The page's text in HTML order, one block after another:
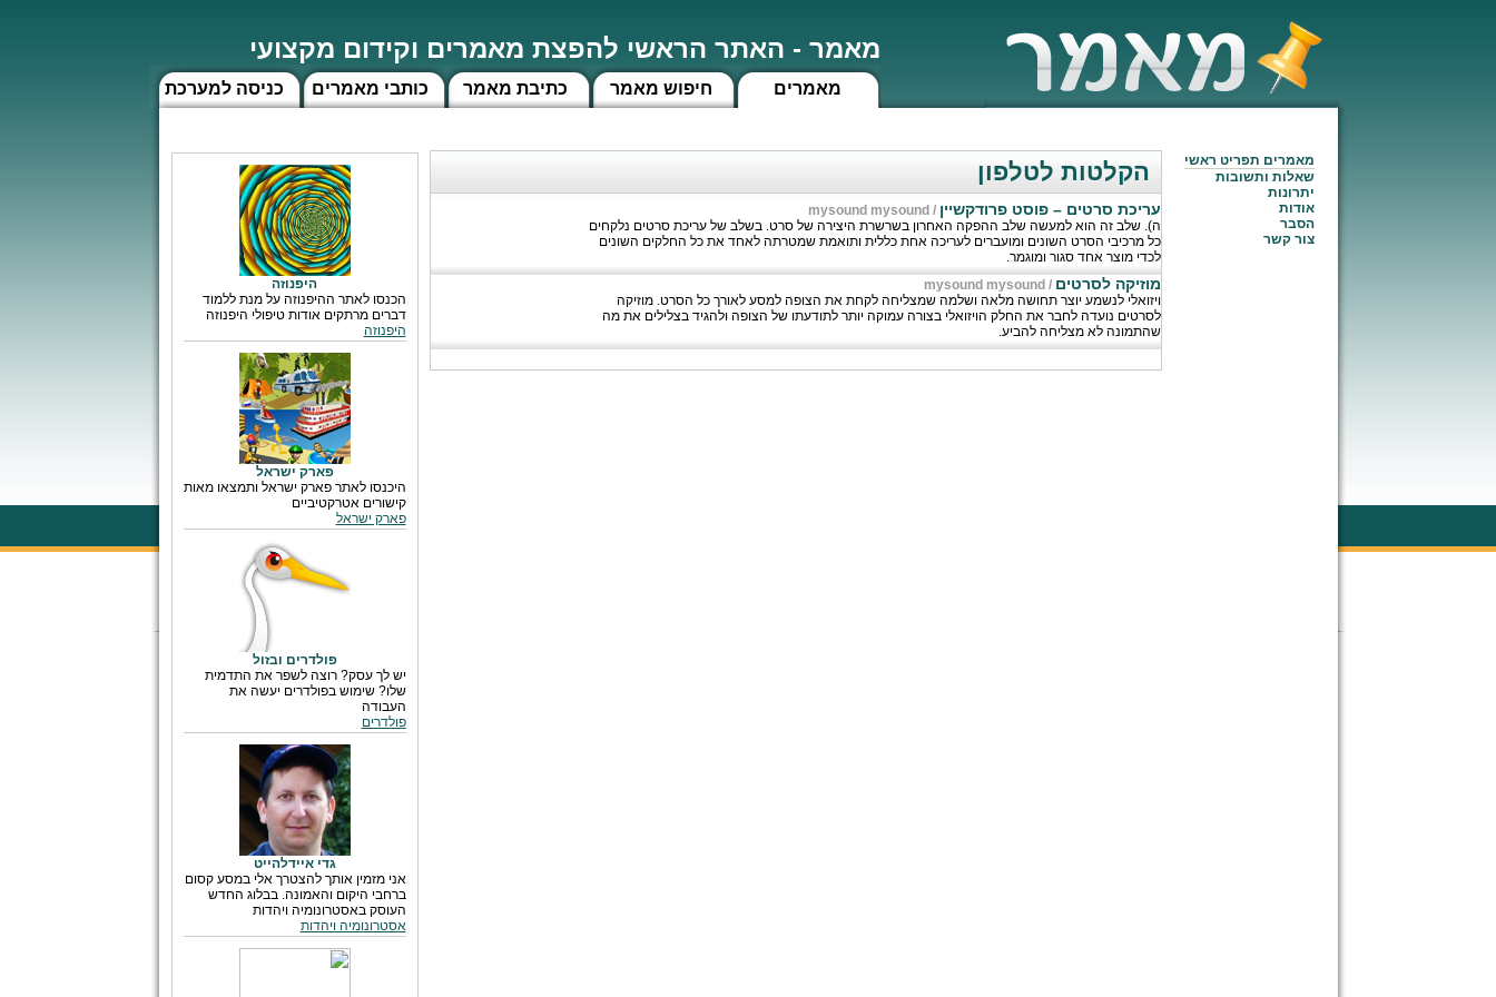
מאמר - האתר הראשי להפצת מאמרים וקידום מקצועי
כניסה למערכת כותבי מאמרים כתיבת מאמר חיפוש מאמר מאמרים
היפנוזה
הכנסו לאתר ההיפנוזה על מנת ללמוד
דברים מרתקים אודות טיפולי היפנוזה
היפנוזה
פארק ישראל
היכנסו לאתר פארק ישראל ותמצאו מאות
קישורים אטרקטיביים
פארק ישראל
פולדרים ובזול
יש לך עסק? רוצה לשפר את התדמית
שלו? שימוש בפולדרים יעשה את
העבודה
פולדרים
גדי איידלהייט
אני מזמין אותך להצטרך אלי במסע קסום
ברחבי היקום והאמונה. בבלוג החדש
העוסק באסטרונומיה ויהדות
אסטרונומיה ויהדות
הקלטות לטלפון
עריכת סרטים – פוסט פרודקשיין /
mysound mysound
ה). שלב זה הוא למעשה שלב ההפקה האחרון בשרשרת היצירה של סרט. בשלב של עריכת סרטים נלקחים
כל מרכיבי הסרט השונים ומועברים לעריכה אחת כללית ותואמת שמטרתה לאחד את כל החלקים השונים
לכדי מוצר אחד סגור ומוגמר.
מוזיקה לסרטים /
mysound mysound
ויזואלי לנשמע יוצר תחושה מלאה ושלמה שמצליחה לקחת את הצופה למסע לאורך כל הסרט. מוזיקה
לסרטים נועדה לחבר את החלק הויזואלי בצורה עמוקה יותר לתודעתו של הצופה ולהגיד בצלילים את מה
שהתמונה לא מצליחה להביע.
מאמרים תפריט ראשי
שאלות ותשובות
יתרונות
אודות
הסבר
צור קשר